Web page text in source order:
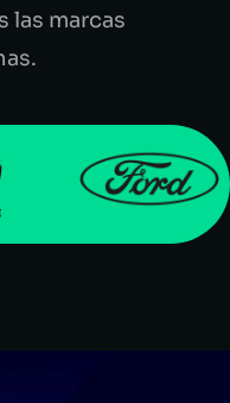
las marcas